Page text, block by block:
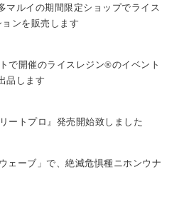
マルイの期間限定ショップでライス
ンを販売します
で開催のライスレジン®のイベント
品します
ートプロ』発売開始致しました
ェーブ」で、絶滅危惧種ニホンウナ